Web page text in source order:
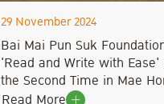
29 November 2024
Bai Mai Pun Suk
'Read and Write with
the Second Time in Mae